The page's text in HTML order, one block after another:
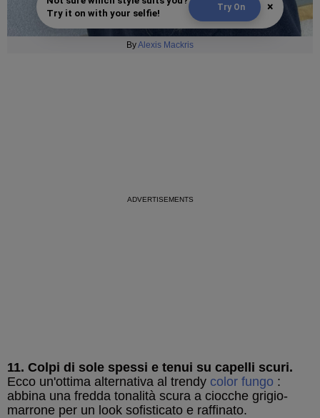
Try it on with your selfie!
Try On ×
ByAlexis Mackris
11. Colpi di sole spessi e tenui su capelli scuri.
Ecco un'ottima alternativa al trendy color fungo :
abbina una fredda tonalità scura a ciocche grigio-
marrone per un look sofisticato e raffinato.